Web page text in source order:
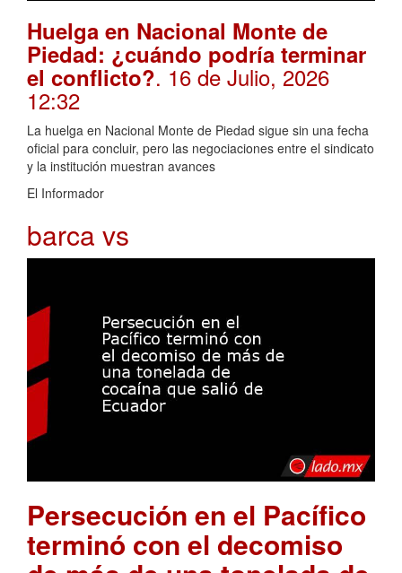
Huelga en Nacional Monte de
Piedad: ¿cuándo podría terminar
el conflicto?. 16 de Julio, 2026
12:32
La huelga en Nacional Monte de Piedad sigue sin una fecha
oficial para concluir, pero las negociaciones entre el sindicato
y la institución muestran avances
El Informador
barca vs
Persecución en el Pacífico
terminó con el decomiso